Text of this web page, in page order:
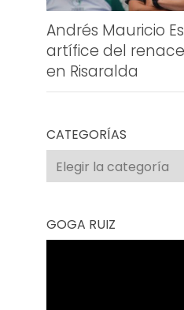
Andrés Mauricio
artífice del
en Risaralda
CATEGORÍAS
Categorías
GOGA RUIZ